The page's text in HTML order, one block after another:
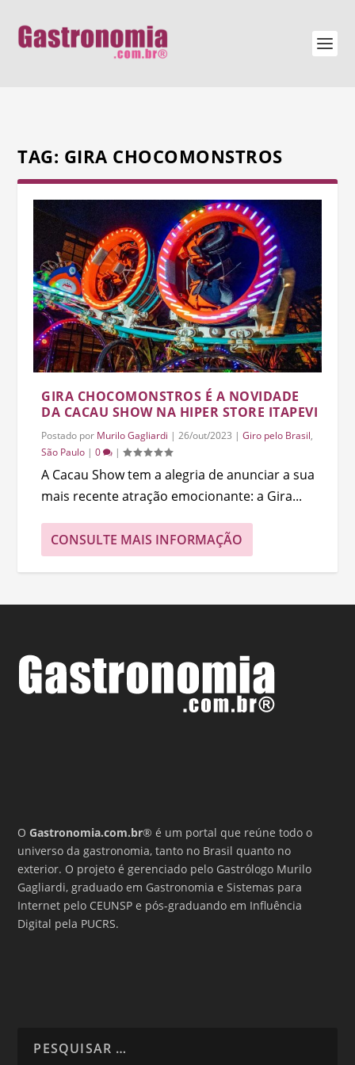
TAG: GIRA CHOCOMONSTROS
GIRA CHOCOMONSTROS É A NOVIDADE
DA CACAU SHOW NA HIPER STORE ITAPEVI
Postado por Murilo Gagliardi |26/out/2023 |Giro pelo Brasil,
São Paulo |0 |
A Cacau Show tem a alegria de anunciar a sua
mais recente atração emocionante: a Gira...
CONSULTE MAIS INFORMAÇÃO
OGastronomia.com.br® é um portal que reúne todo o
universo da gastronomia, tanto no Brasil quanto no
exterior. O projeto é gerenciado pelo Gastrólogo Murilo
Gagliardi, graduado em Gastronomia e Sistemas para
Internet pelo CEUNSP e pós-graduando em Influência
Digital pela PUCRS.